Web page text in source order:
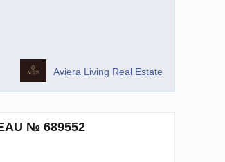
Aviera Living Real Estate
№ 689552